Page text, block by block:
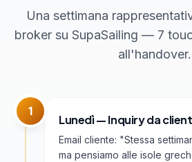
Una settimana
broker su SupaSailing — 7
all'handover.
1
Lunedì — Inquiry da
Email cliente: "Stessa
ma pensiamo alle isole